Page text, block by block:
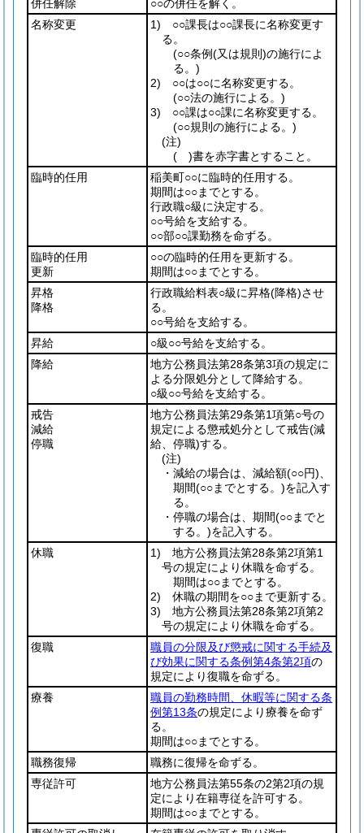
併任解除
○○の併任を解く。
名称変更
1) ○○課長は○○課長に名称変更す
る。
(○○条例(又は規則)の施行によ
る。)
2) ○○は○○に名称変更する。
(○○法の施行による。)
3) ○○課は○○課に名称変更する。
(○○規則の施行による。)
(注)
( )書を赤字書とすること。
臨時的任用
稲美町○○に臨時的任用する。
期間は○○までとする。
行政職○級に決定する。
○○号給を支給する。
○○部○○課勤務を命ずる。
臨時的任用
更新
○○の臨時的任用を更新する。
期間は○○までとする。
昇格
降格
行政職給料表○級に昇格(降格)させ
る。
○○号給を支給する。
昇給
○級○○号給を支給する。
降給
地方公務員法第28条第3項の規定に
よる分限処分として降給する。
○級○○号給を支給する。
戒告
減給
停職
地方公務員法第29条第1項第○号の
規定による懲戒処分として戒告(減
給、停職)する。
(注)
・減給の場合は、減給額(○○円)、
期間(○○までとする。)を記入す
る。
・停職の場合は、期間(○○までと
する。)を記入する。
休職
1) 地方公務員法第28条第2項第1
号の規定により休職を命ずる。
期間は○○までとする。
2) 休職の期間を○○まで更新する。
3) 地方公務員法第28条第2項第2
号の規定により休職を命ずる。
復職
職員の分限及び懲戒に関する手続及
び効果に関する条例第4条第2項の
規定により復職を命ずる。
療養
職員の勤務時間、休暇等に関する条
例第13条の規定により療養を命ず
る。
期間は○○までとする。
職務復帰
職務に復帰を命ずる。
専従許可
地方公務員法第55条の2第2項の規
定により在籍専従を許可する。
期間は○○までとする。